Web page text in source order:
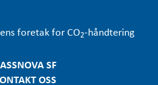
foretak for CO2-håndtering
SF
OSS